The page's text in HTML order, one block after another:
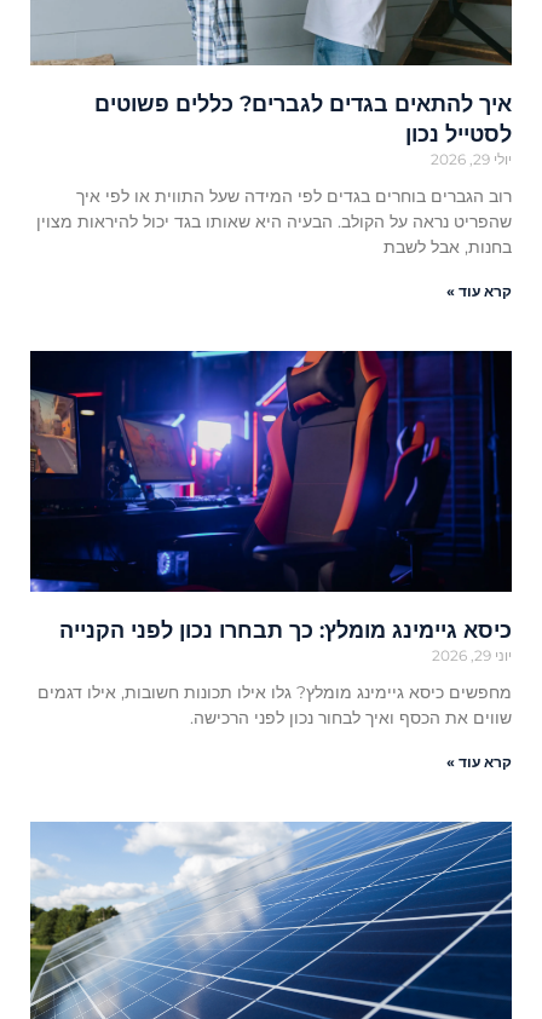
איך להתאים בגדים לגברים? כללים פשוטים
לסטייל נכון
יולי 29, 2026
רוב הגברים בוחרים בגדים לפי המידה שעל התווית או לפי איך
שהפריט נראה על הקולב. הבעיה היא שאותו בגד יכול להיראות מצוין
בחנות, אבל לשבת
קרא עוד »
כיסא גיימינג מומלץ: כך תבחרו נכון לפני הקנייה
יוני 29, 2026
מחפשים כיסא גיימינג מומלץ? גלו אילו תכונות חשובות, אילו דגמים
שווים את הכסף ואיך לבחור נכון לפני הרכישה.
קרא עוד »